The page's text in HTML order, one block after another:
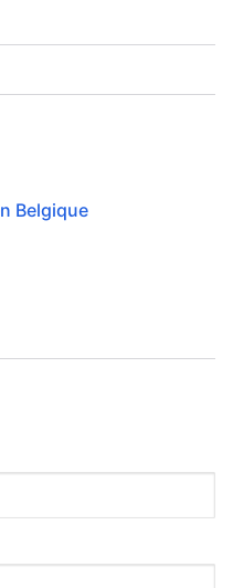
Belgique